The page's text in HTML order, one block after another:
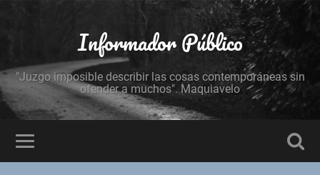
Informador Público
"Juzgo imposible describir las cosas contemporáneas sin
ofender a muchos". Maquiavelo